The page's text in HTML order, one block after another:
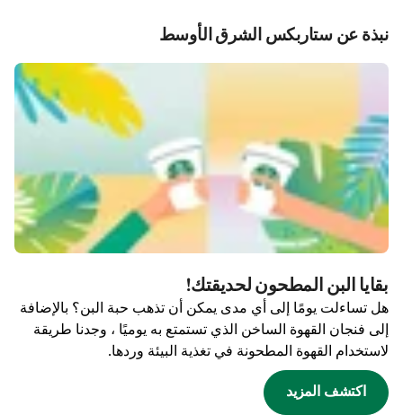
نبذة عن ستاربكس الشرق الأوسط
بقايا البن المطحون لحديقتك!
هل تساءلت يومًا إلى أي مدى يمكن أن تذهب حبة البن؟ بالإضافة
إلى فنجان القهوة الساخن الذي تستمتع به يوميًا ، وجدنا طريقة
لاستخدام القهوة المطحونة في تغذية البيئة وردها.
اكتشف المزيد